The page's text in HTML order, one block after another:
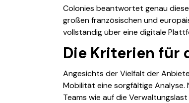
Colonies beantwortet genau
großen französischen und
vollständig über eine digitale
Die Kriterien für
Angesichts der Vielfalt der
Mobilität eine sorgfältige Analyse.
Teams wie auf die